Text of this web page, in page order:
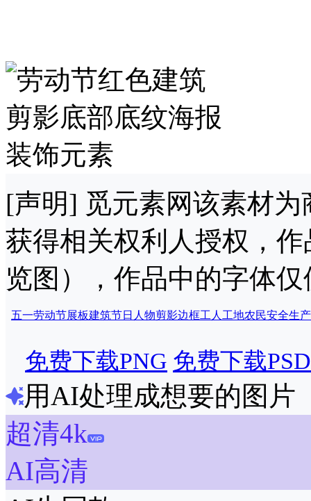
[声明] 觅元素网该素材
获得相关权利人授权，
览图），作品中的字体
五一劳动节展板建筑节日 人物剪影边框工人工地农民安全生产
免费下载PNG 免费下载PSD
用AI处理成想要的图片
超清4k
AI高清